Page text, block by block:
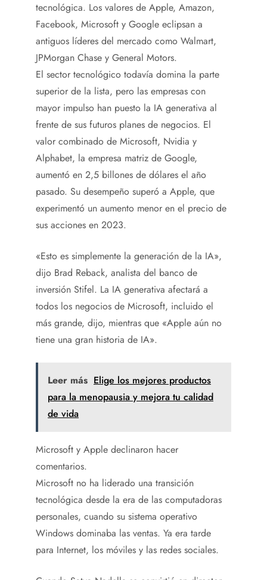
tecnológica. Los valores de Apple, Amazon,
Facebook, Microsoft y Google eclipsan a
antiguos líderes del mercado como Walmart,
JPMorgan Chase y General Motors.
El sector tecnológico todavía domina la parte
superior de la lista, pero las empresas con
mayor impulso han puesto la IA generativa al
frente de sus futuros planes de negocios. El
valor combinado de Microsoft, Nvidia y
Alphabet, la empresa matriz de Google,
aumentó en 2,5 billones de dólares el año
pasado. Su desempeño superó a Apple, que
experimentó un aumento menor en el precio de
sus acciones en 2023.
«Esto es simplemente la generación de la IA»,
dijo Brad Reback, analista del banco de
inversión Stifel. La IA generativa afectará a
todos los negocios de Microsoft, incluido el
más grande, dijo, mientras que «Apple aún no
tiene una gran historia de IA».
Leer más Elige los mejores productos
para la menopausia y mejora tu calidad
de vida
Microsoft y Apple declinaron hacer
comentarios.
Microsoft no ha liderado una transición
tecnológica desde la era de las computadoras
personales, cuando su sistema operativo
Windows dominaba las ventas. Ya era tarde
para Internet, los móviles y las redes sociales.